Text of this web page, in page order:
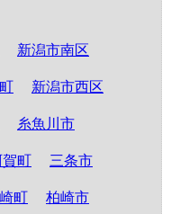
新潟市南区
新潟市西区
糸魚川市
賀町 三条市
町 柏崎市